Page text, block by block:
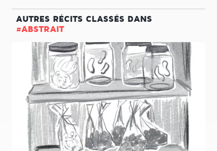
AUTRES RÉCITS CLASSÉS DANS
#ABSTRAIT